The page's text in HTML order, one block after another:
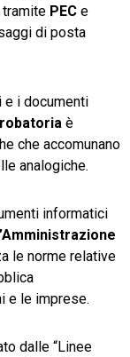
PEC e
di posta
e i documenti
è
che accomunano
analogiche.
informatici
le norme relative
e le imprese.
dalle “Linee